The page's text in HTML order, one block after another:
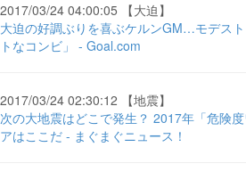
2017/03/24 04:00:05 【大迫】
大迫の好調ぶりを喜ぶケルンGM…モデス
トなコンビ」 - Goal.com
2017/03/24 02:30:12 【地震】
次の大地震はどこで発生？ 2017年「危険
アはここだ - まぐまぐニュース！